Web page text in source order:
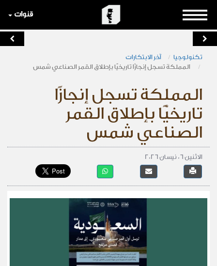
قنوات
تكنولوجيا
آخر الابتكارات
المملكة تسجل إنجازًا تاريخيًّا بإطلاق القمر الصناعي شمس
المملكة تسجل إنجازًا
تاريخيًّا بإطلاق القمر
الصناعي شمس
الاثنين 06 نيسان 2026